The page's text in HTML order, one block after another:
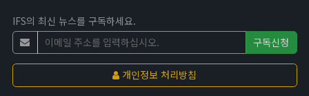
IFS의 최신 뉴스를 구독하세요.
구독신청
개인정보 처리방침